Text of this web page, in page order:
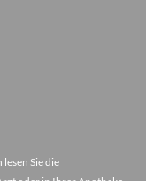
Sie die